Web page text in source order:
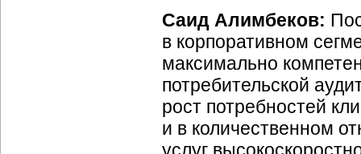
Саид Алимбеков:
в корпоративном
максимально
потребительской
рост потребностей
и в количественном